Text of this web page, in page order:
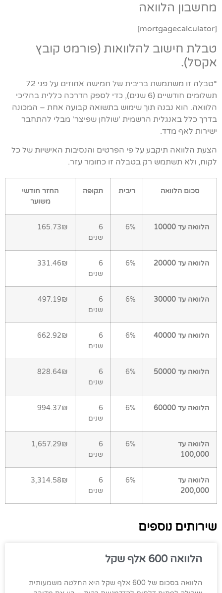
מחשבון הלוואה
[mortgagecalculator]
טבלת חישוב להלוואות (פורמט קובץ
אקסל).
*טבלה זו משתמשת בריבית של חמישה אחוזים על פני 72
תשלומים חודשיים (6 שנים), כדי לספק הדרכה כללית בהליכי
הלוואה. הוא נבנה תוך שימוש בתשואה קבועה אחת – המכונה
בדרך כלל באנגלית הרשמית 'שולחן שפיצר' מבלי להתחבר
ישירות לאף מדד.
הצעת הלוואה תיקבע על פי הפרטים והנסיבות האישיות של כל
לקוח, ולא תשתמש רק בטבלה זו כחומר עזר.
סכום הלוואה ריבית תקופה
החזר חודשי
משוער
הלוואה עד 10000 6%
6
שנים
165.73₪
הלוואה עד 20000 6%
6
שנים
331.46₪
הלוואה עד 30000 6%
6
שנים
497.19₪
הלוואה עד 40000 6%
6
שנים
662.92₪
הלוואה עד 50000 6%
6
שנים
828.64₪
הלוואה עד 60000 6%
6
שנים
994.37₪
הלוואה עד
100,000
6%
6
שנים
1,657.29₪
הלוואה עד
200,000
6%
6
שנים
3,314.58₪
שירותים נוספים
הלוואה 600 אלף שקל
הלוואה בסכום של 600 אלף שקל היא החלטה משמעותית